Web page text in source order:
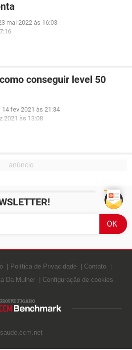
mai 2022 às 16:03
conseguir level 50
14 fev 2021 às 21:34
2021 às 13:08
Política de Privacidade
Contato
Da Mulher Configuração de cookies
saude.ccm.net